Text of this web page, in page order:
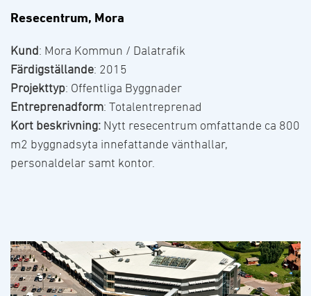
Resecentrum, Mora
Kund: Mora Kommun / Dalatrafik
Färdigställande: 2015
Projekttyp: Offentliga Byggnader
Entreprenadform: Totalentreprenad
Kort beskrivning: Nytt resecentrum omfattande ca 800
m2 byggnadsyta innefattande vänthallar,
personaldelar samt kontor.